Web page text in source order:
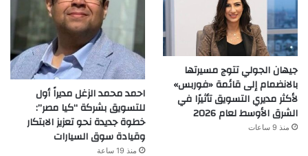
جيهان الجولي تتوج مسيرتها
بالانضمام إلى قائمة «فوربس»
لأكثر مديري التسويق تأثيرًا في
الشرق الأوسط لعام 2026
منذ 9 ساعات
احمد محمد الزغل مديراً أول
للتسويق بشركة “كيا مصر”:
خطوة جديدة نحو تعزيز الابتكار
وقيادة سوق السيارات
منذ 19 ساعة